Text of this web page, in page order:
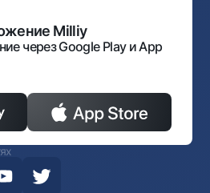
Milliy
через Google Play и App